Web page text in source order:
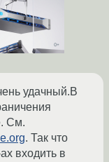
удачный.В
См.
. Так что
входить в